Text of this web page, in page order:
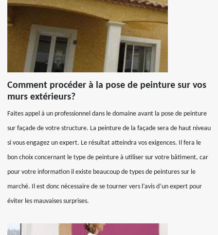
Comment procéder à la pose de peinture sur vos
murs extérieurs?
Faites appel à un professionnel dans le domaine avant la pose de peinture
sur façade de votre structure. La peinture de la façade sera de haut niveau
si vous engagez un expert. Le résultat atteindra vos exigences. Il fera le
bon choix concernant le type de peinture à utiliser sur votre bâtiment, car
pour votre information il existe beaucoup de types de peintures sur le
marché. Il est donc nécessaire de se tourner vers l’avis d’un expert pour
éviter les mauvaises surprises.